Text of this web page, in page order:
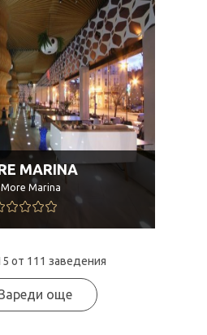
MARINA
More Marina
от 111 заведения
още